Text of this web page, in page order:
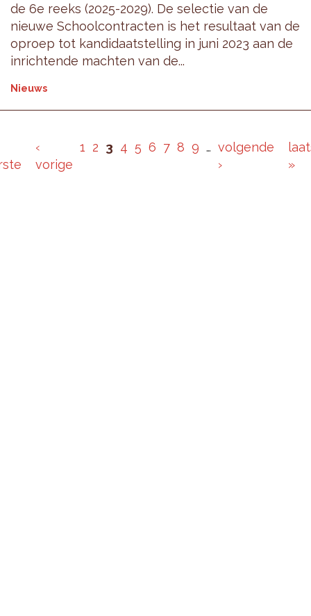
de 6e reeks (2025-2029). De selectie van de
nieuwe Schoolcontracten is het resultaat van de
oproep tot kandidaatstelling in juni 2023 aan de
inrichtende machten van de...
Nieuws
‹
vorige
1 2 3 4 5 6 7 8 9 … volgende
›
»